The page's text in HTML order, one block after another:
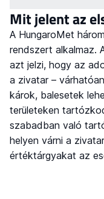
Mit jelent az
A HungaroMet
rendszert alkalmaz.
azt jelzi, hogy az
a zivatar –
károk, balesetek
területeken
szabadban való
helyen várni a
értéktárgyakat az